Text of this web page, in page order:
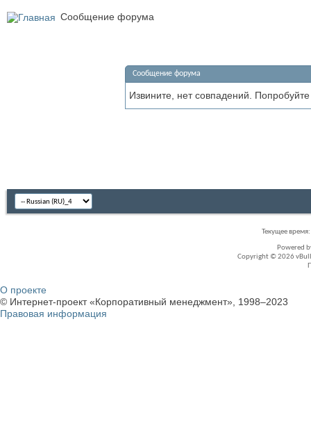
Сообщение форума
Сообщение форума
Извините, нет совпадений.
Текущее время:
Powered
Copyright © 2026
О проекте
© Интернет-проект «Корпоративный менеджмент», 1998–2023
Правовая информация